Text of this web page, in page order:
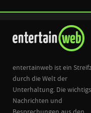
entertainweb ist ein
durch die Welt der
Unterhaltung. Die
Nachrichten und